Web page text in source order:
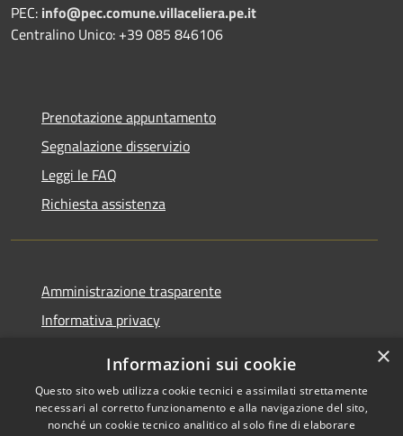
PEC: info@pec.comune.villaceliera.pe.it
Centralino Unico: +39 085 846106
Prenotazione appuntamento
Segnalazione disservizio
Leggi le FAQ
Richiesta assistenza
Amministrazione trasparente
Informativa privacy
Dichiarazione di accessibilità
×
Informazioni sui cookie
Questo sito web utilizza cookie tecnici e assimilati strettamente
necessari al corretto funzionamento e alla navigazione del sito,
nonché un cookie tecnico analitico al solo fine di elaborare